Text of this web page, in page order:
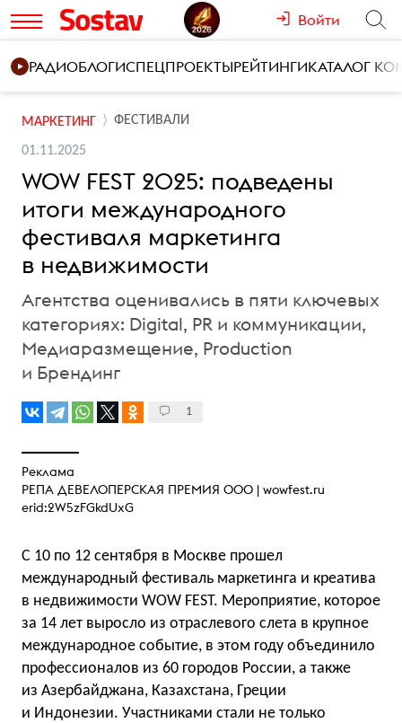
Войти
РАДИОБЛОГИСПЕЦПРОЕКТЫРЕЙТИНГИКАТАЛОГ
МАРКЕТИНГ ФЕСТИВАЛИ
01.11.2025
WOW FEST 2025: подведены
итоги международного
фестиваля маркетинга
в недвижимости
Агентства оценивались в пяти ключевых
категориях: Digital, PR и коммуникации,
Медиаразмещение, Production
и Брендинг
1
Реклама
РЕПА ДЕВЕЛОПЕРСКАЯ ПРЕМИЯ ООО | wowfest.ru
erid:2W5zFGkdUxG
С 10 по 12 сентября в Москве прошел
международный фестиваль маркетинга и креатива
в недвижимости WOW FEST. Мероприятие, которое
за 14 лет выросло из отраслевого слета в крупное
международное событие, в этом году объединило
профессионалов из 60 городов России, а также
из Азербайджана, Казахстана, Греции
и Индонезии. Участниками стали не только